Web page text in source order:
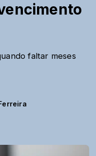
faltar meses